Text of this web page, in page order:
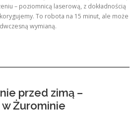
– poziomnicą laserową, z dokładnością
To robota na 15 minut, ale może
wymianą.
przed zimą –
Żurominie